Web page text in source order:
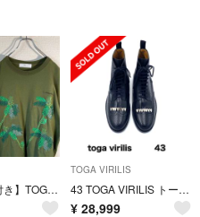
【新品タグ付き】TOGA VIRILISカーキ刺繍半袖Tシャツ21ss 緑XL.
TOGA VIRILIS
43 TOGA VIRILIS トーガ ビリリース ブーツ ブラック レザー
¥ 28,999